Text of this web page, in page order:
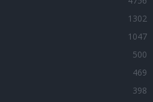
1302
1047
500
469
398